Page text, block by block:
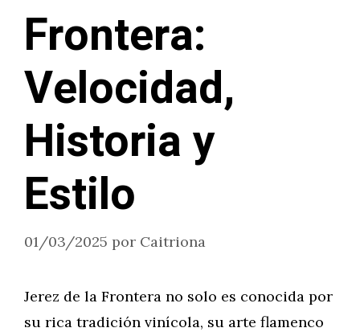
Frontera:
Velocidad,
Historia y
Estilo
01/03/2025 por Caitriona
Jerez de la Frontera no solo es conocida por
su rica tradición vinícola, su arte flamenco